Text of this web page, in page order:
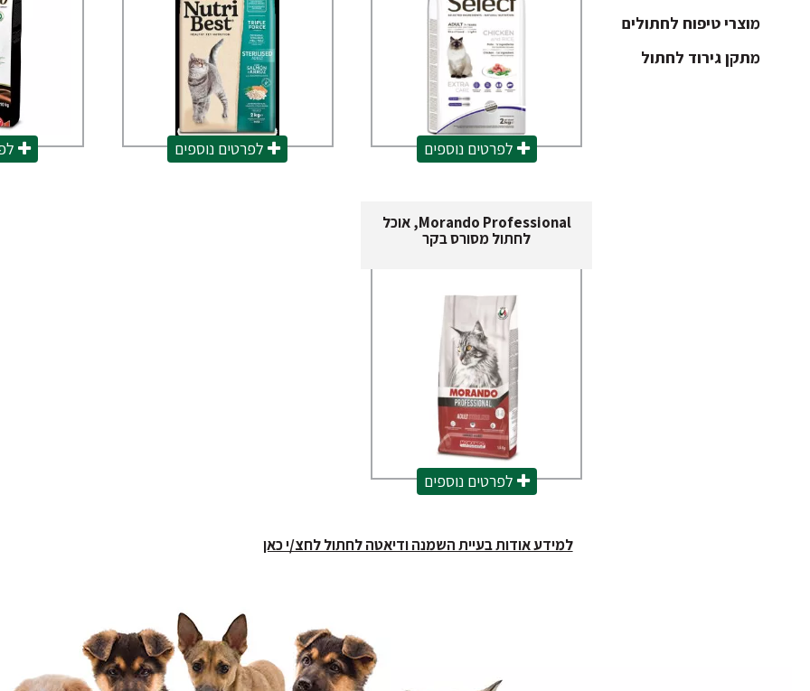
מוצרי טיפוח לחתולים
מתקן גירוד לחתול
לפרטים נוספים לפרטים נוספים
Morando Professional, אוכל
לחתול מסורס בקר
לפרטים נוספים
למידע אודות בעיית השמנה ודיאטה לחתול לחצ/י כאן